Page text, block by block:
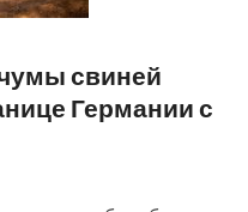
свиней
Германии с